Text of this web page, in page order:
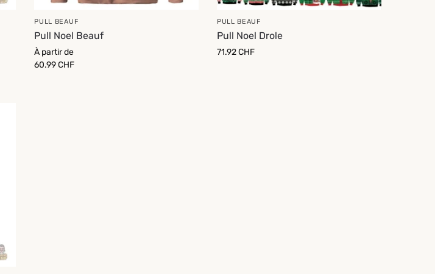
PULL BEAUF
Pull Noel Beauf
À partir de
60.99CHF
PULL BEAUF
Pull Noel Drole
71.92CHF